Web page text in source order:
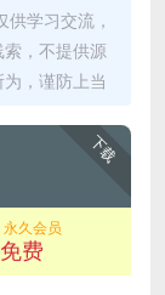
学习交流，
，不提供源
，谨防上当
下载
永久会员
免费